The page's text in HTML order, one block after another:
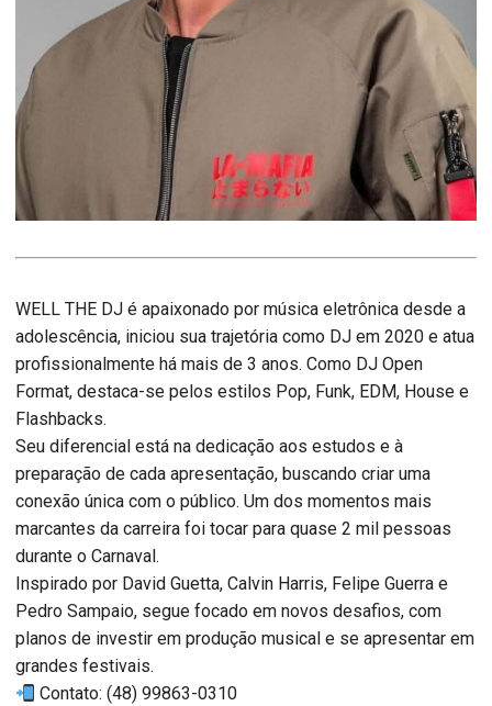
WELL THE DJ é apaixonado por música eletrônica desde a
adolescência, iniciou sua trajetória como DJ em 2020 e atua
profissionalmente há mais de 3 anos. Como DJ Open
Format, destaca-se pelos estilos Pop, Funk, EDM, House e
Flashbacks.
Seu diferencial está na dedicação aos estudos e à
preparação de cada apresentação, buscando criar uma
conexão única com o público. Um dos momentos mais
marcantes da carreira foi tocar para quase 2 mil pessoas
durante o Carnaval.
Inspirado por David Guetta, Calvin Harris, Felipe Guerra e
Pedro Sampaio, segue focado em novos desafios, com
planos de investir em produção musical e se apresentar em
grandes festivais.
Contato: (48) 99863-0310